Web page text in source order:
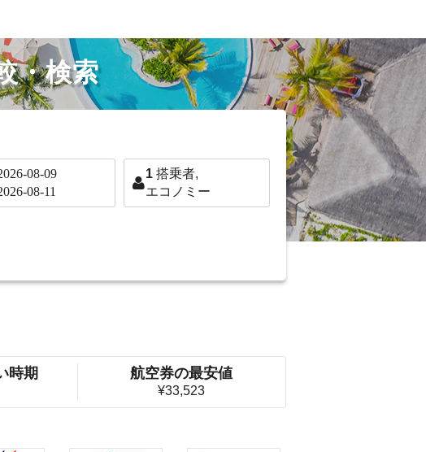
・検索
08-09
08-11
1 搭乗者,
エコノミー
時期 航空券の最安値
¥33,523